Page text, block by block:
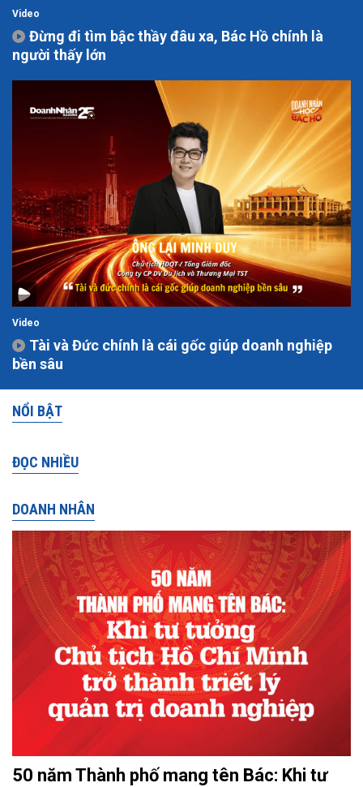
Video
Đừng đi tìm bậc thầy đâu xa, Bác Hồ chính là
người thấy lớn
Video
Tài và Đức chính là cái gốc giúp doanh nghiệp
bền sâu
NỔI BẬT
ĐỌC NHIỀU
DOANH NHÂN
50 năm Thành phố mang tên Bác: Khi tư